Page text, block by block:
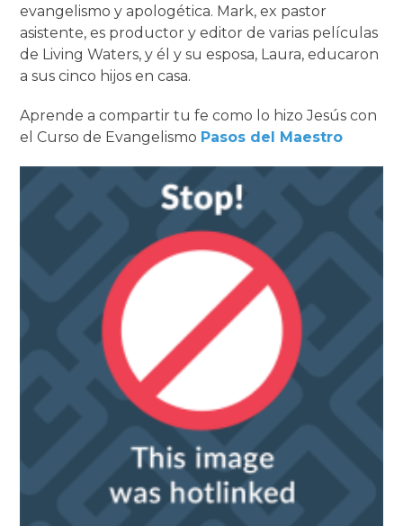
evangelismo y apologética. Mark, ex pastor
asistente, es productor y editor de varias películas
de Living Waters, y él y su esposa, Laura, educaron
a sus cinco hijos en casa.
Aprende a compartir tu fe como lo hizo Jesús con
el Curso de Evangelismo Pasos del Maestro